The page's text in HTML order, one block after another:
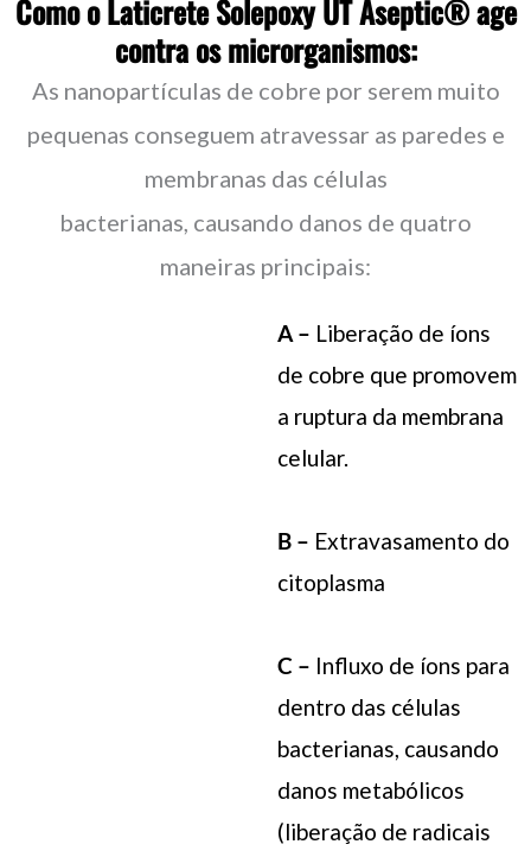
Como o Laticrete Solepoxy UT Aseptic® age
contra os microrganismos:
As nanopartículas de cobre por serem muito
pequenas conseguem atravessar as paredes e
membranas das células
bacterianas, causando danos de quatro
maneiras principais:
A – Liberação de íons
de cobre que promovem
a ruptura da membrana
celular.
B – Extravasamento do
citoplasma
C – Influxo de íons para
dentro das células
bacterianas, causando
danos metabólicos
(liberação de radicais